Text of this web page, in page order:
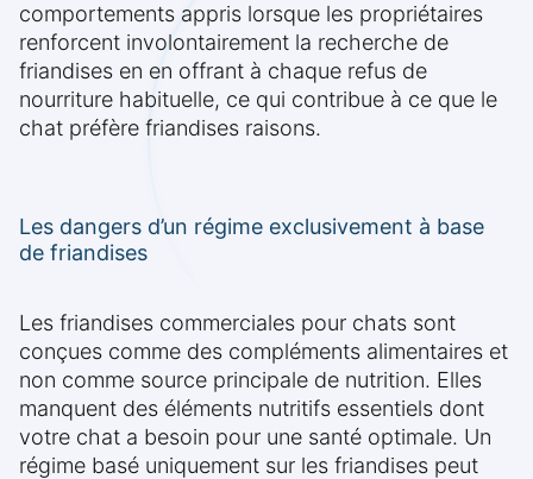
comportements appris lorsque les propriétaires
renforcent involontairement la recherche de
friandises en en offrant à chaque refus de
nourriture habituelle, ce qui contribue à ce que le
chat préfère friandises raisons.
Les dangers d’un régime exclusivement à base
de friandises
Les friandises commerciales pour chats sont
conçues comme des compléments alimentaires et
non comme source principale de nutrition. Elles
manquent des éléments nutritifs essentiels dont
votre chat a besoin pour une santé optimale. Un
régime basé uniquement sur les friandises peut